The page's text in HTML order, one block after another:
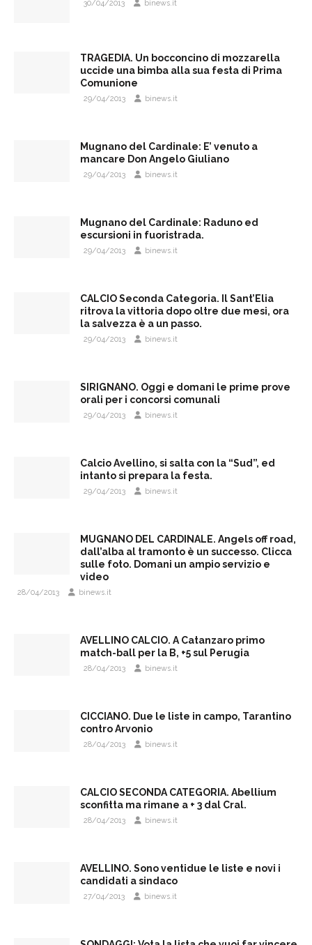
30/04/2013 binews.it
TRAGEDIA. Un bocconcino di mozzarella
uccide una bimba alla sua festa di Prima
Comunione
29/04/2013 binews.it
Mugnano del Cardinale: E’ venuto a
mancare Don Angelo Giuliano
29/04/2013 binews.it
Mugnano del Cardinale: Raduno ed
escursioni in fuoristrada.
29/04/2013 binews.it
CALCIO Seconda Categoria. Il Sant’Elia
ritrova la vittoria dopo oltre due mesi, ora
la salvezza è a un passo.
29/04/2013 binews.it
SIRIGNANO. Oggi e domani le prime prove
orali per i concorsi comunali
29/04/2013 binews.it
Calcio Avellino, si salta con la “Sud”, ed
intanto si prepara la festa.
29/04/2013 binews.it
MUGNANO DEL CARDINALE. Angels off road,
dall’alba al tramonto è un successo. Clicca
sulle foto. Domani un ampio servizio e
video
28/04/2013 binews.it
AVELLINO CALCIO. A Catanzaro primo
match-ball per la B, +5 sul Perugia
28/04/2013 binews.it
CICCIANO. Due le liste in campo, Tarantino
contro Arvonio
28/04/2013 binews.it
CALCIO SECONDA CATEGORIA. Abellium
sconfitta ma rimane a + 3 dal Cral.
28/04/2013 binews.it
AVELLINO. Sono ventidue le liste e novi i
candidati a sindaco
27/04/2013 binews.it